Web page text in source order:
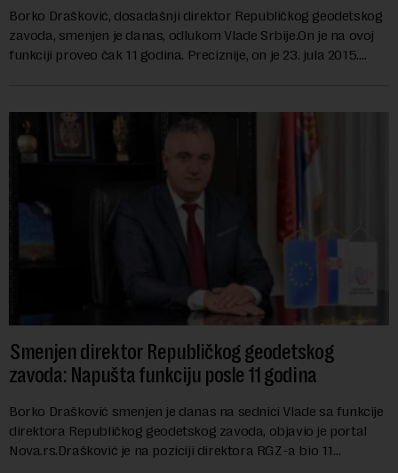
Borko Drašković, dosadašnji direktor Republičkog geodetskog
zavoda, smenjen je danas, odlukom Vlade Srbije.On je na ovoj
funkciji proveo čak 11 godina. Preciznije, on je 23. jula 2015.
Smenjen direktor Republičkog geodetskog
zavoda: Napušta funkciju posle 11 godina
Borko Drašković smenjen je danas na sednici Vlade sa funkcije
direktora Republičkog geodetskog zavoda, objavio je portal
Nova.rs.Drašković je na poziciji direktora RGZ-a bio 11